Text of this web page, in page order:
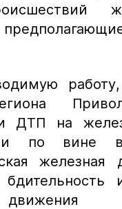
ДТП на
по вине
железная
бдительность